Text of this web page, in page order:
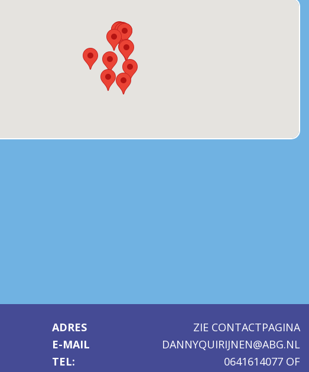
ADRES
ZIE CONTACTPAGINA
E-MAIL
DANNYQUIRIJNEN@ABG.NL
TEL:
0641614077 OF